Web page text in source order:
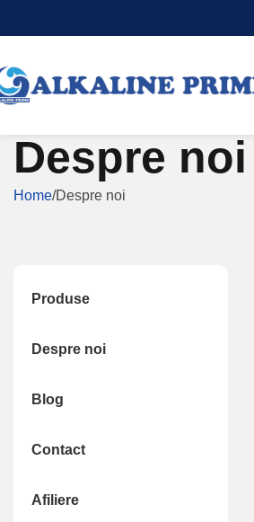
Despre noi
Home Despre noi
Produse
Despre noi
Blog
Contact
Afiliere